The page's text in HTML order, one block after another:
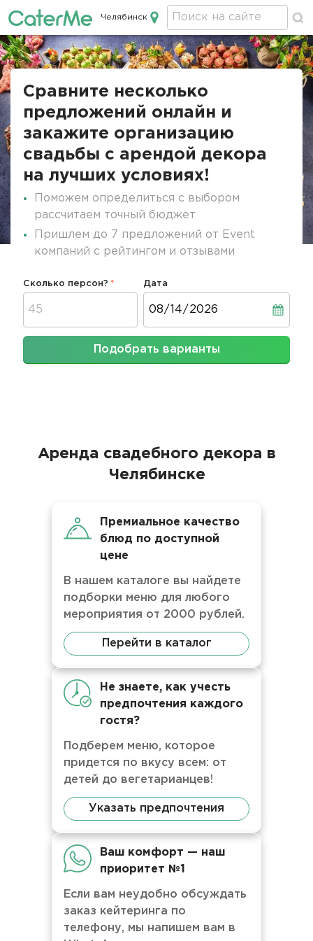
Кейтеринг в Челябинске
Челябинск
Строка
Сравните несколько
предложений онлайн и
закажите организацию
свадьбы с арендой декора
на лучших условиях!
Поможем определиться с выбором
рассчитаем точный бюджет
Пришлем до 7 предложений от Event
компаний с рейтингом и отзывами
Сколько персон? Дата
Подобрать варианты
Аренда свадебного декора в
Челябинске
Премиальное качество
блюд по доступной
цене
В нашем каталоге вы найдете
подборки меню для любого
мероприятия от 2000 рублей.
Перейти в каталог
Не знаете, как учесть
предпочтения каждого
гостя?
Подберем меню, которое
придется по вкусу всем: от
детей до вегетарианцев!
Указать предпочтения
Ваш комфорт — наш
приоритет №1
Если вам неудобно обсуждать
заказ кейтеринга по
телефону, мы напишем вам в